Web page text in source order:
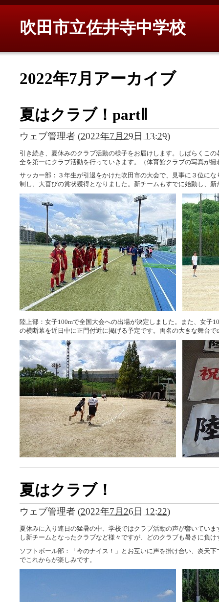
吹田市立佐井寺中学校
2022年7月アーカイブ
夏はクラブ！partⅡ
ウェブ管理者 (2022年7月29日 13:29)
引き続き、夏休みのクラブ活動の様子をお届けします。しばらくこ
全を第一にクラブ活動を行っていきます。（体育館クラブの写真が
サッカー部：３年生が引退をかけた吹田市の大会で、見事に３位に
制し、大喜びの賞状獲得となりました。新チームもすでに始動し、
陸上部：女子100mで全国大会への出場が決定しました。また、女子
の横断幕を近日中に正門付近に掲げる予定です。両名の大きな舞台で
夏はクラブ！
ウェブ管理者 (2022年7月26日 12:22)
夏休みに入り連日の猛暑の中、学校ではクラブ活動の声が響いてい
し新チームとなったクラブなど様々ですが、どのクラブも暑さに負
ソフトボール部：「今のナイス！」とお互いに声を掛け合い、炎天
でこれからが楽しみです。